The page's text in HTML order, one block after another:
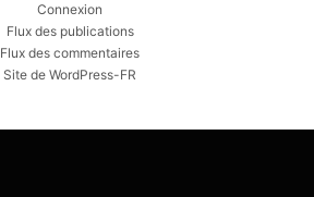
Connexion
Flux des publications
Flux des commentaires
Site de WordPress-FR